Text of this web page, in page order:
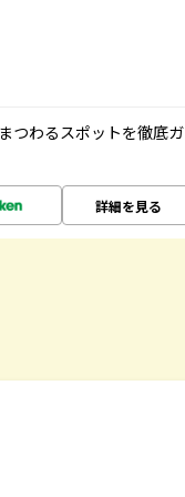
つわるスポットを徹底ガ
詳細を見る